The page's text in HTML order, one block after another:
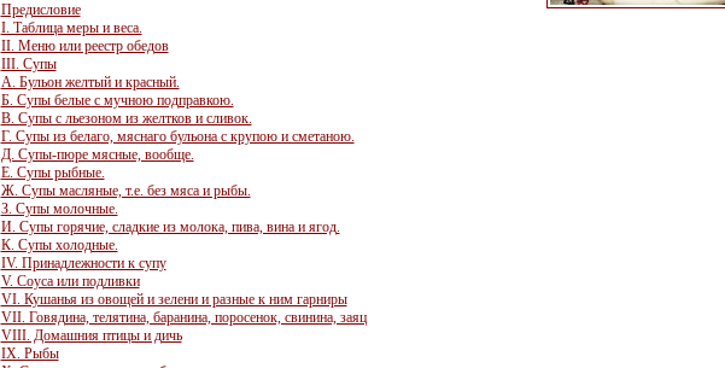
Предисловие
I. Таблица меры и веса.
II. Меню или реестр обедов
III. Супы
А. Бульон желтый и красный.
Б. Супы белые с мучною подправкою.
В. Супы с льезоном из желтков и сливок.
Г. Супы из белаго, мяснаго бульона с крупою и сметаною.
Д. Супы-пюре мясные, вообще.
Е. Супы рыбные.
Ж. Супы масляные, т.е. без мяса и рыбы.
З. Супы молочные.
И. Супы горячие, сладкие из молока, пива, вина и ягод.
К. Супы холодные.
IV. Принадлежности к супу
V. Соуса или подливки
VI. Кушанья из овощей и зелени и разные к ним гарниры
VII. Говядина, телятина, баранина, поросенок, свинина, заяц
VIII. Домашния птицы и дичь
IX. Рыбы